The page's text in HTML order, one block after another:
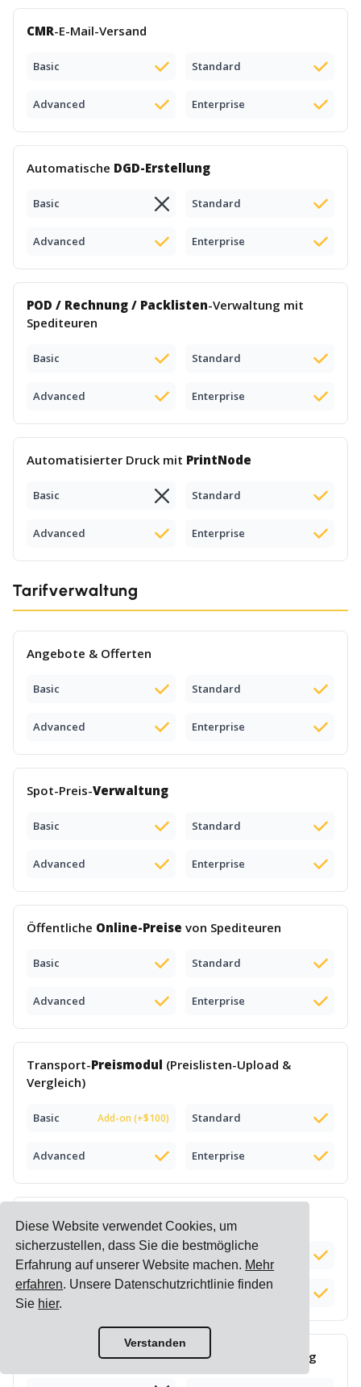
Diese Website verwendet Cookies, um
sicherzustellen, dass Sie die bestmögliche
Erfahrung auf unserer Website machen. Mehr
erfahren. Unsere Datenschutzrichtlinie finden
Sie hier.
Verstanden
CMR-E-Mail-Versand
Basic Standard
Advanced Enterprise
Automatische DGD-Erstellung
Basic Standard
Advanced Enterprise
POD / Rechnung / Packlisten-Verwaltung mit
Spediteuren
Basic Standard
Advanced Enterprise
Automatisierter Druck mit PrintNode
Basic Standard
Advanced Enterprise
Tarifverwaltung
Angebote & Offerten
Basic Standard
Advanced Enterprise
Spot-Preis-Verwaltung
Basic Standard
Advanced Enterprise
Öffentliche Online-Preise von Spediteuren
Basic Standard
Advanced Enterprise
Transport-Preismodul (Preislisten-Upload &
Vergleich)
Basic Add-on (+$100) Standard
Advanced Enterprise
Intelligente E-Commerce-Preisliste
Basic Standard
Advanced Enterprise
Zuschlagsberechnung & -verwaltung